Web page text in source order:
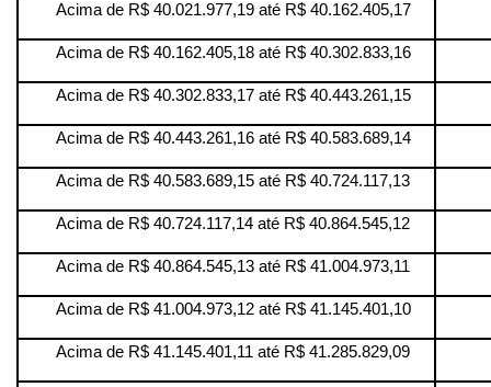
Acima de R$ 40.021.977,19 até R$ 40.162.405,17
Acima de R$ 40.162.405,18 até R$ 40.302.833,16
Acima de R$ 40.302.833,17 até R$ 40.443.261,15
Acima de R$ 40.443.261,16 até R$ 40.583.689,14
Acima de R$ 40.583.689,15 até R$ 40.724.117,13
Acima de R$ 40.724.117,14 até R$ 40.864.545,12
Acima de R$ 40.864.545,13 até R$ 41.004.973,11
Acima de R$ 41.004.973,12 até R$ 41.145.401,10
Acima de R$ 41.145.401,11 até R$ 41.285.829,09